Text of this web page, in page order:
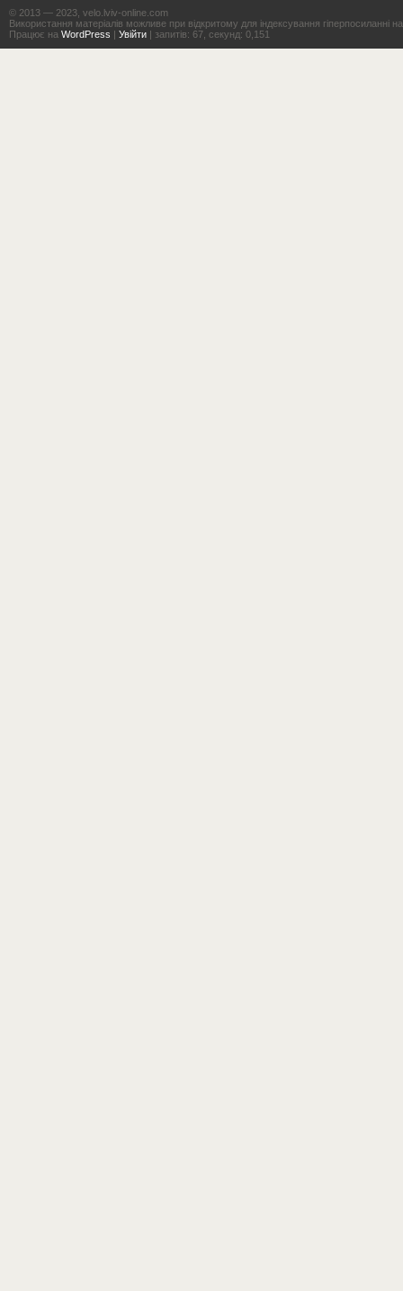
© 2013 — 2023, velo.lviv-online.com
Використання матеріалів можливе при відкритому для індексування гіперпосиланні
Працює на WordPress | Увійти | запитів: 67, секунд: 0,151